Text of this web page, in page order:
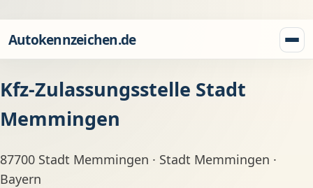
Autokennzeichen.de
Kfz-Zulassungsstelle Stadt
Memmingen
87700 Stadt Memmingen · Stadt Memmingen ·
Bayern